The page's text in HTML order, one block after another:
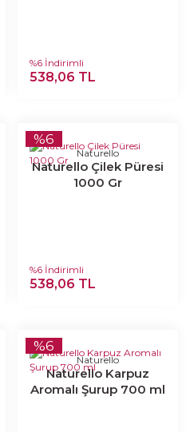
%6 İndirimli
538,06 TL
%6
Naturello
Naturello Çilek Püresi
1000 Gr
%6 İndirimli
538,06 TL
%6
Naturello
Naturello Karpuz
Aromalı Şurup 700 ml